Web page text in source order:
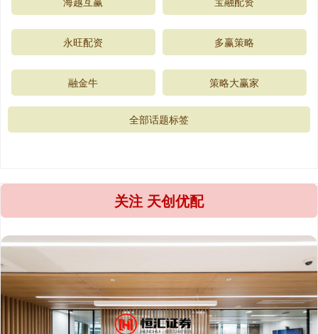
永旺配资 多赢策略
融金牛 策略大赢家
全部话题标签
关注 天创优配